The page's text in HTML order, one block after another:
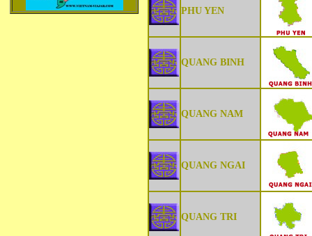
PHU YEN
QUANG BINH
QUANG NAM
QUANG NGAI
QUANG TRI